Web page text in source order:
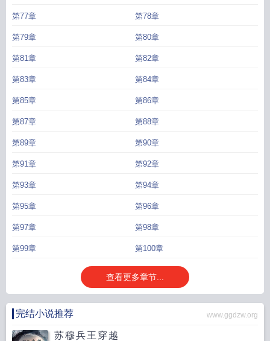
第77章 第78章
第79章 第80章
第81章 第82章
第83章 第84章
第85章 第86章
第87章 第88章
第89章 第90章
第91章 第92章
第93章 第94章
第95章 第96章
第97章 第98章
第99章 第100章
查看更多章节...
完结小说推荐 www.ggdzw.org
苏穆兵王穿越